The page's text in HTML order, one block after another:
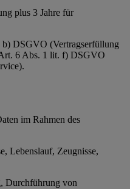
plus 3 Jahre für
DSGVO (Vertragserfüllung
6 Abs. 1 lit. f) DSGVO
im Rahmen des
Lebenslauf, Zeugnisse,
Durchführung von